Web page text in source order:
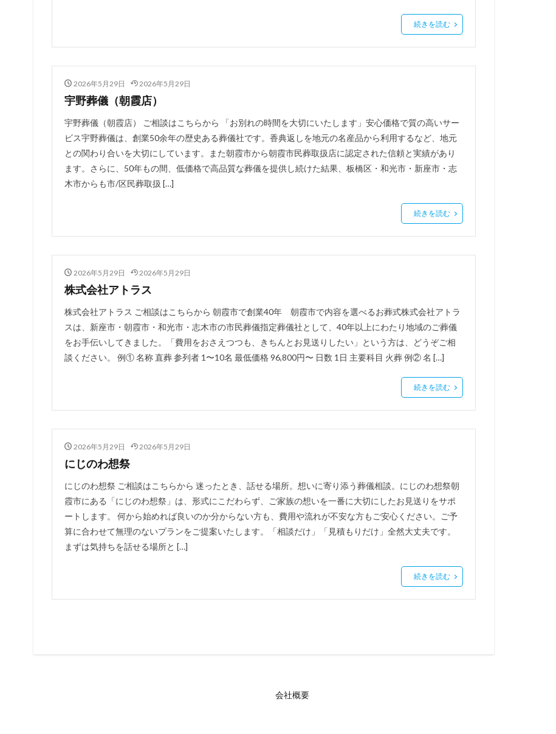
続きを読む
2026年5月29日 2026年5月29日
宇野葬儀（朝霞店）
宇野葬儀（朝霞店） ご相談はこちらから 「お別れの時間を大切にいたします」安心価格で質の高いサー
ビス宇野葬儀は、創業50余年の歴史ある葬儀社です。香典返しを地元の名産品から利用するなど、地元
との関わり合いを大切にしています。また朝霞市から朝霞市民葬取扱店に認定された信頼と実績があり
ます。さらに、50年もの間、低価格で高品質な葬儀を提供し続けた結果、板橋区・和光市・新座市・志
木市からも市/区民葬取扱 […]
続きを読む
2026年5月29日 2026年5月29日
株式会社アトラス
株式会社アトラス ご相談はこちらから 朝霞市で創業40年 朝霞市で内容を選べるお葬式株式会社アトラ
スは、新座市・朝霞市・和光市・志木市の市民葬儀指定葬儀社として、40年以上にわたり地域のご葬儀
をお手伝いしてきました。「費用をおさえつつも、きちんとお見送りしたい」という方は、どうぞご相
談ください。 例① 名称 直葬 参列者 1〜10名 最低価格 96,800円〜 日数 1日 主要科目 火葬 例② 名 […]
続きを読む
2026年5月29日 2026年5月29日
にじのわ想祭
にじのわ想祭 ご相談はこちらから 迷ったとき、話せる場所。想いに寄り添う葬儀相談。にじのわ想祭朝
霞市にある「にじのわ想祭」は、形式にこだわらず、ご家族の想いを一番に大切にしたお見送りをサポ
ートします。 何から始めれば良いのか分からない方も、費用や流れが不安な方もご安心ください。ご予
算に合わせて無理のないプランをご提案いたします。「相談だけ」「見積もりだけ」全然大丈夫です。
まずは気持ちを話せる場所と […]
続きを読む
会社概要